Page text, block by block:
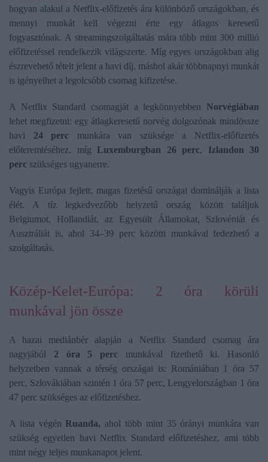
hogyan alakul a Netflix-előfizetés ára különböző országokban, és
mennyi munkát kell végezni érte egy átlagos keresetű
fogyasztónak. A streamingszolgáltatás mára több mint 300 millió
előfizetéssel rendelkezik világszerte. Míg egyes országokban alig
észrevehető tételt jelent a havi díj, máshol akár többnapnyi munkát
is igényelhet a legolcsóbb csomag kifizetése.
A Netflix Standard csomagját a legkönnyebben Norvégiában
lehet megfizetni: egy átlagkeresetű norvég dolgozónak mindössze
havi 24 perc munkára van szüksége a Netflix-előfizetés
előteremtéséhez, míg Luxemburgban 26 perc, Izlandon 30
perc szükséges ugyanerre.
Vagyis Európa fejlett, magas fizetésű országai dominálják a lista
élét. A tíz legkedvezőbb helyzetű ország között találjuk
Belgiumot, Hollandiát, az Egyesült Államokat, Szlovéniát és
Ausztráliát is, ahol 34–39 perc közötti munkával fedezhető a
szolgáltatás.
Közép-Kelet-Európa: 2 óra körüli
munkával jön össze
A hazai mediánbér alapján a Netflix Standard csomag ára
nagyjából 2 óra 5 perc munkával fizethető ki. Hasonló
helyzetben vannak a térség országai is: Romániában 1 óra 57
perc, Szlovákiában szintén 1 óra 57 perc, Lengyelországban 1 óra
47 perc szükséges az előfizetéshez.
A lista végén Ruanda, ahol több mint 35 órányi munkára van
szükség egyetlen havi Netflix Standard előfizetéshez, ami több
mint négy teljes munkanapot jelent.